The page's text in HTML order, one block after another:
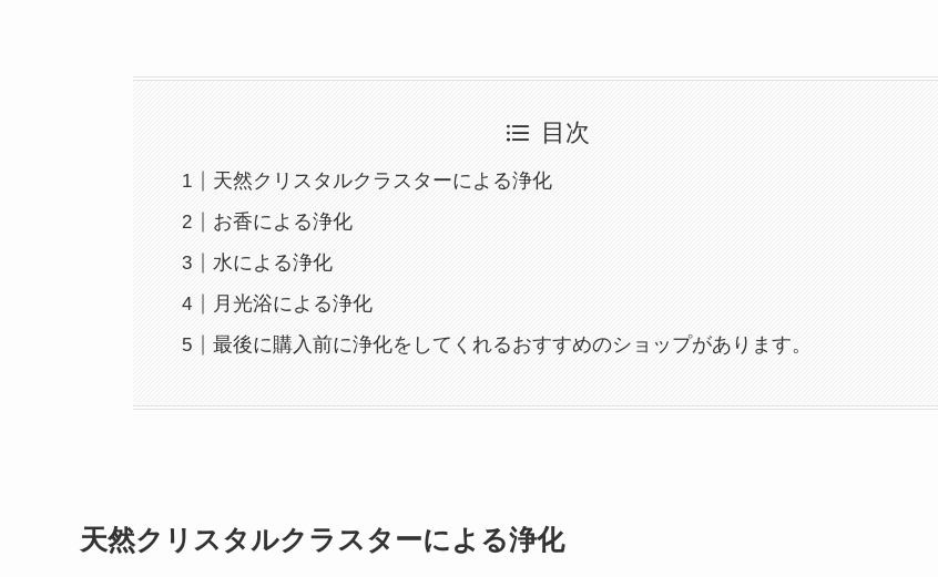
目次
天然クリスタルクラスターによる浄化
お香による浄化
水による浄化
月光浴による浄化
最後に購入前に浄化をしてくれるおすすめのショップがあります。
天然クリスタルクラスターによる浄化